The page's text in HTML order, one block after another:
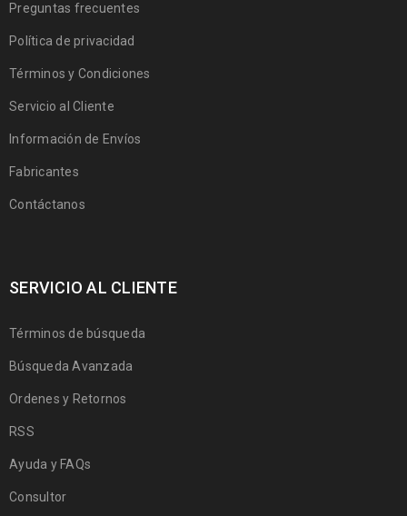
Preguntas frecuentes
Política de privacidad
Términos y Condiciones
Servicio al Cliente
Información de Envíos
Fabricantes
Contáctanos
SERVICIO AL CLIENTE
Términos de búsqueda
Búsqueda Avanzada
Ordenes y Retornos
RSS
Ayuda y FAQs
Consultor